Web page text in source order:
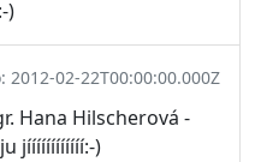
)
2012-02-22T00:00:00.000Z
Hana Hilscherová -
jíííííííííííí:-)